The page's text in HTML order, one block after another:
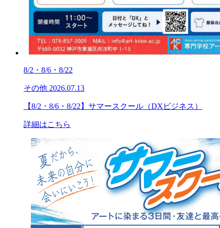
8/2・8/6・8/22
その他 2026.07.13
【8/2・8/6・8/22】サマースクール（DXビジネス）
詳細はこちら